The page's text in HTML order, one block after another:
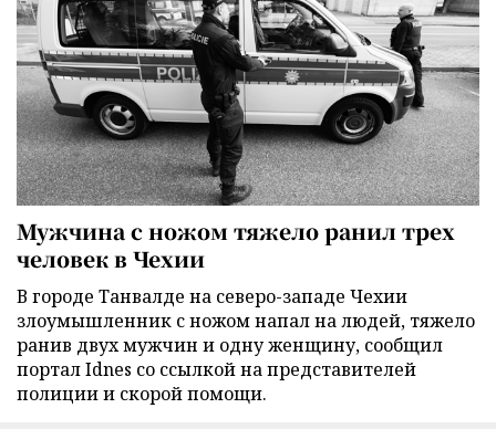
Мужчина с ножом тяжело ранил трех
человек в Чехии
В городе Танвалде на северо-западе Чехии
злоумышленник с ножом напал на людей, тяжело
ранив двух мужчин и одну женщину, сообщил
портал Idnes со ссылкой на представителей
полиции и скорой помощи.